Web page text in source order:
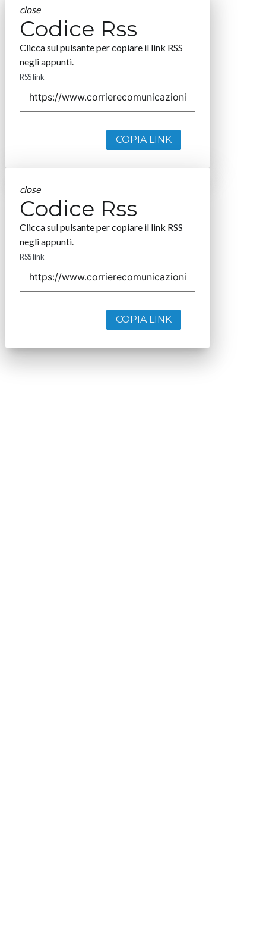
close
Codice Rss
Clicca sul pulsante per copiare il link RSS
negli appunti.
RSS link
COPIA LINK
close
Codice Rss
Clicca sul pulsante per copiare il link RSS
negli appunti.
RSS link
COPIA LINK